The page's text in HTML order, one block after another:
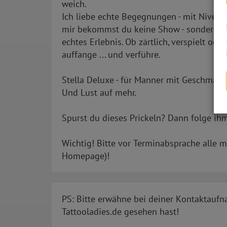
weich.
Ich liebe echte Begegnungen - mit
mir bekommst du keine Show - sondern
echtes Erlebnis. Ob zärtlich, verspielt
auffange ... und verführe.
Stella Deluxe - für Manner mit Geschmack.
Und Lust auf mehr.
Spurst du dieses Prickeln? Dann folge
Wichtig! Bitte vor Terminabsprache alle
Homepage)!
PS: Bitte erwähne bei deiner
Tattooladies.de gesehen hast!